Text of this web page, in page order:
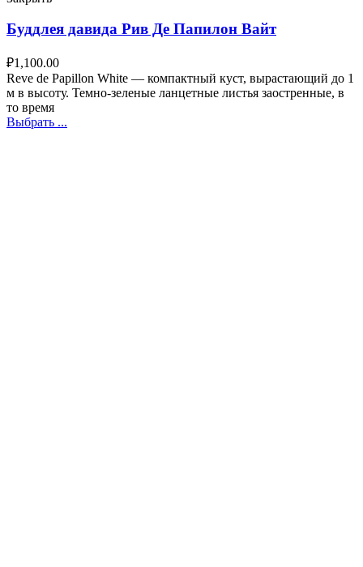
Буддлея давида Рив Де Папилон Вайт
₽1,100.00
Reve de Papillon White — компактный куст, вырастающий до 1
м в высоту. Темно-зеленые ланцетные листья заостренные, в
то время
Выбрать ...